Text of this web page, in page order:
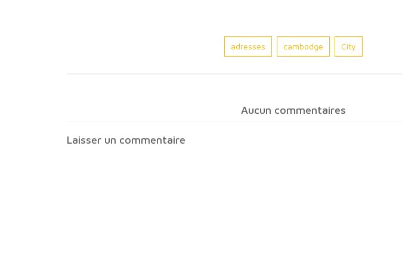
adresses cambodge City
Aucun commentaires
Laisser un commentaire